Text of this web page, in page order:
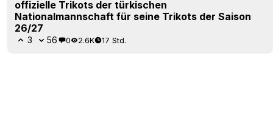
offizielle Trikots der türkischen
Nationalmannschaft für seine Trikots der Saison
26/27
3 56 0 2.6K 17 Std.